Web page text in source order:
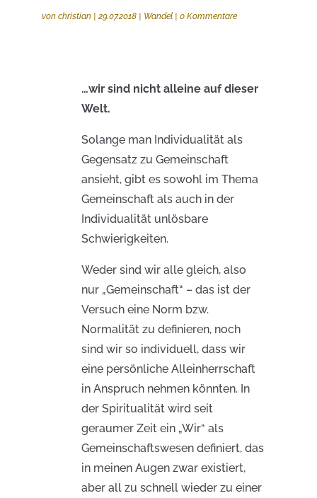
vonchristian |29.07.2018 Wandel |0 Kommentare
…wir sind nicht alleine auf dieser
Welt.
Solange man Individualität als
Gegensatz zu Gemeinschaft
ansieht, gibt es sowohl im Thema
Gemeinschaft als auch in der
Individualität unlösbare
Schwierigkeiten.
Weder sind wir alle gleich, also
nur „Gemeinschaft“ – das ist der
Versuch eine Norm bzw.
Normalität zu definieren, noch
sind wir so individuell, dass wir
eine persönliche Alleinherrschaft
in Anspruch nehmen könnten. In
der Spiritualität wird seit
geraumer Zeit ein „Wir“ als
Gemeinschaftswesen definiert, das
in meinen Augen zwar existiert,
aber all zu schnell wieder zu einer